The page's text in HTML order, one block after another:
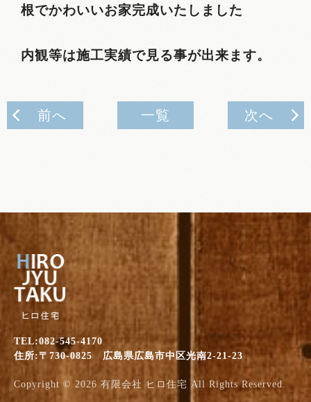
根でかわいいお家完成いたしました
内観等は施工実績で見る事が出来ます。
前へ 一覧 次へ
TEL:082-545-4170
住所:〒730-0825 広島県広島市中区光南2-21-23
Copyright © 2026 有限会社 ヒロ住宅 All Rights Reserved.